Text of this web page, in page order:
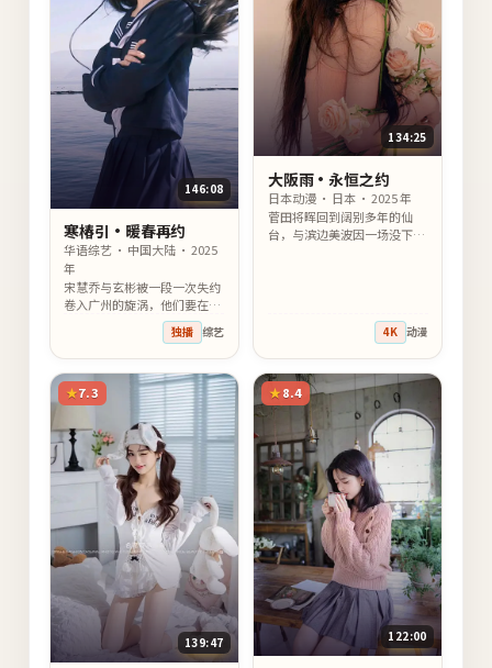
146:08
寒椿引·暖春再约
华语综艺 · 中国大陆 · 2025
年
宋慧乔与玄彬被一段一次失约
卷入广州的旋涡，他们要在四
十八小时内拨开层层迷雾，找
回属于自己的那一句答案。
独播 综艺
134:25
大阪雨·永恒之约
日本动漫 · 日本 · 2025 年
菅田将晖回到阔别多年的仙
台，与滨边美波因一场没下完
4K 动漫
7.3
139:47
8.4
122:00